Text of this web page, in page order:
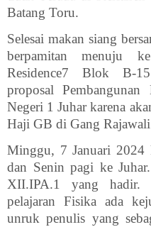
Batang Toru.
Selesai makan siang
berpamitan menuju
Residence7 Blok B-
proposal
Negeri 1 Juhar karena
Haji GB di Gang
Minggu, 7 Januari 2024
dan Senin pagi ke
XII.IPA.1 yang hadir.
pelajaran Fisika ada
unruk penulis yang